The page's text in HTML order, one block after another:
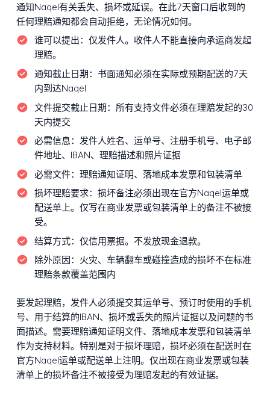
通知Naqel有关丢失、损坏或延误。在此7天窗口后收到的
任何理赔通知都会自动拒绝，无论情况如何。
谁可以提出： 仅发件人。收件人不能直接向承运商发起
理赔。
通知截止日期： 书面通知必须在实际或预期配送的7天
内到达Naqel
文件提交截止日期： 所有支持文件必须在理赔发起的30
天内提交
必需信息： 发件人姓名、运单号、注册手机号、电子邮
件地址、IBAN、理赔描述和照片证据
必需文件： 理赔通知证明、落地成本发票和包装清单
损坏理赔要求： 损坏备注必须出现在官方Naqel运单或
配送单上。仅写在商业发票或包装清单上的备注不被接
受。
结算方式： 仅信用票据。不发放现金退款。
除外原因： 火灾、车辆翻车或碰撞造成的损坏不在标准
理赔条款覆盖范围内
要发起理赔，发件人必须提交其运单号、预订时使用的手机
号、用于结算的IBAN、损坏或丢失的照片证据以及问题的书
面描述。需要理赔通知证明文件、落地成本发票和包装清单
作为支持材料。特别是对于损坏理赔，损坏必须在配送时在
官方Naqel运单或配送单上注明。仅出现在商业发票或包装
清单上的损坏备注不被接受为理赔发起的有效证据。